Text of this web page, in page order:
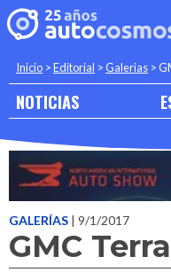
Inicio >Editorial >Galerias >
NOTICIAS
GALERÍAS | 9/1/2017
GMC